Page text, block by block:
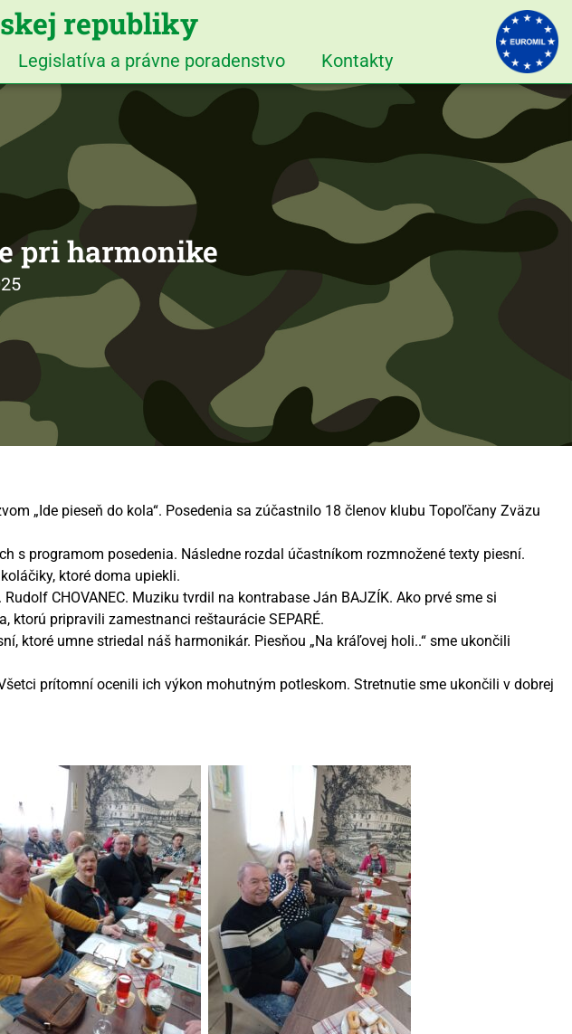
republiky
Legislatíva a právne poradenstvo Kontakty
pri harmonike
„Ide pieseň do kola“. Posedenia sa zúčastnilo 18 členov klubu Topoľčany Zväzu
s programom posedenia. Následne rozdal účastníkom rozmnožené texty piesní.
ktoré doma upiekli.
CHOVANEC. Muziku tvrdil na kontrabase Ján BAJZÍK. Ako prvé sme si
ktorú pripravili zamestnanci reštaurácie SEPARÉ.
ktoré umne striedal náš harmonikár. Piesňou „Na kráľovej holi..“ sme ukončili
prítomní ocenili ich výkon mohutným potleskom. Stretnutie sme ukončili v dobrej